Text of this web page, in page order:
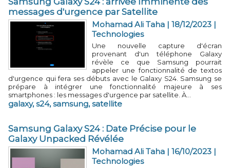
messages d'urgence par Satellite
Mohamad Ali Taha | 18/12/2023 |
Technologies
Une nouvelle capture d'écran
provenant d'un téléphone Galaxy
révèle ce que Samsung pourrait
appeler une fonctionnalité de textos
d'urgence qui fera ses débuts avec le Galaxy S24. Samsung se
prépare à intégrer une fonctionnalité majeure à ses
smartphones : les messages d'urgence par satellite. À...
galaxy,s24,samsung,satellite
Samsung Galaxy S24 : Date Précise pour le
Galaxy Unpacked Révélée
Mohamad Ali Taha | 16/10/2023 |
Technologies